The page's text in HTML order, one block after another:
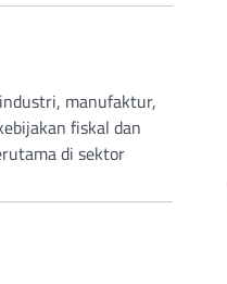
manufaktur,
fiskal dan
di sektor